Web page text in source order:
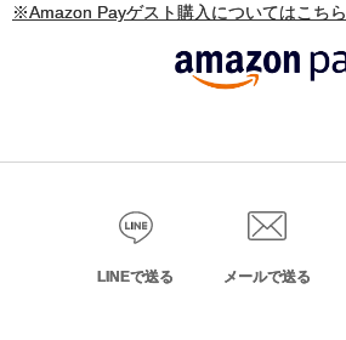
※Amazon Payゲスト購入についてはこちら
LINEで送る メールで送る